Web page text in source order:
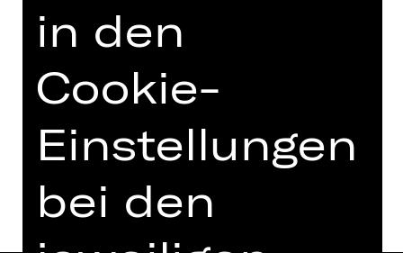
in den
Cookie-
Einstellungen
bei den